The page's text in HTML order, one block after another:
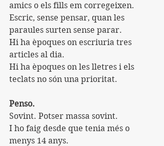
amics o els fills em corregeixen.
Escric, sense pensar, quan les
paraules surten sense parar.
Hi ha èpoques on escriuria tres
articles al dia.
Hi ha èpoques on les lletres i els
teclats no són una prioritat.
Penso.
Sovint. Potser massa sovint.
I ho faig desde que tenia més o
menys 14 anys.